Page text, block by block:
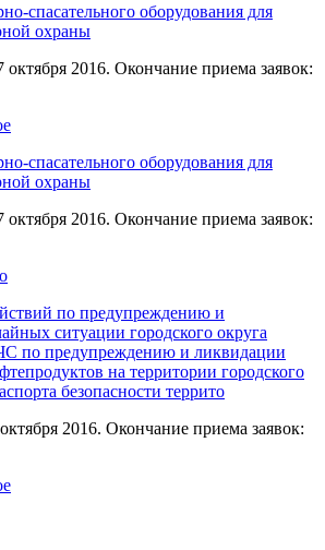
спасательного оборудования для
охраны
октября 2016. Окончание приема заявок:
спасательного оборудования для
охраны
октября 2016. Окончание приема заявок:
по предупреждению и
ситуации городского округа
по предупреждению и ликвидации
на территории городского
безопасности террито
2016. Окончание приема заявок: